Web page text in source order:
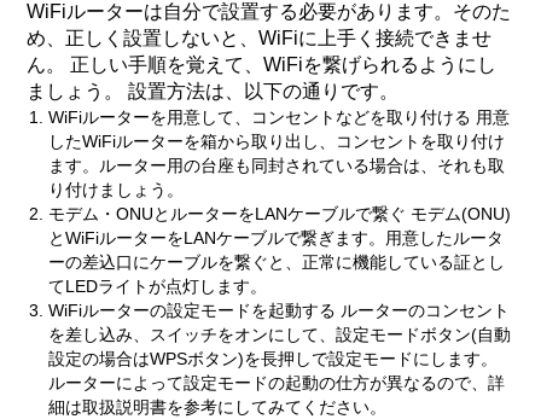
WiFiルーターは自分で設置する必要があります。そのた
め、正しく設置しないと、WiFiに上手く接続できませ
ん。 正しい手順を覚えて、WiFiを繋げられるようにし
ましょう。 設置方法は、以下の通りです。
WiFiルーターを用意して、コンセントなどを取り付ける 用意
したWiFiルーターを箱から取り出し、コンセントを取り付け
ます。ルーター用の台座も同封されている場合は、それも取
り付けましょう。
モデム・ONUとルーターをLANケーブルで繋ぐ モデム(ONU)
とWiFiルーターをLANケーブルで繋ぎます。用意したルータ
ーの差込口にケーブルを繋ぐと、正常に機能している証とし
てLEDライトが点灯します。
WiFiルーターの設定モードを起動する ルーターのコンセント
を差し込み、スイッチをオンにして、設定モードボタン(自動
設定の場合はWPSボタン)を長押しで設定モードにします。
ルーターによって設定モードの起動の仕方が異なるので、詳
細は取扱説明書を参考にしてみてください。